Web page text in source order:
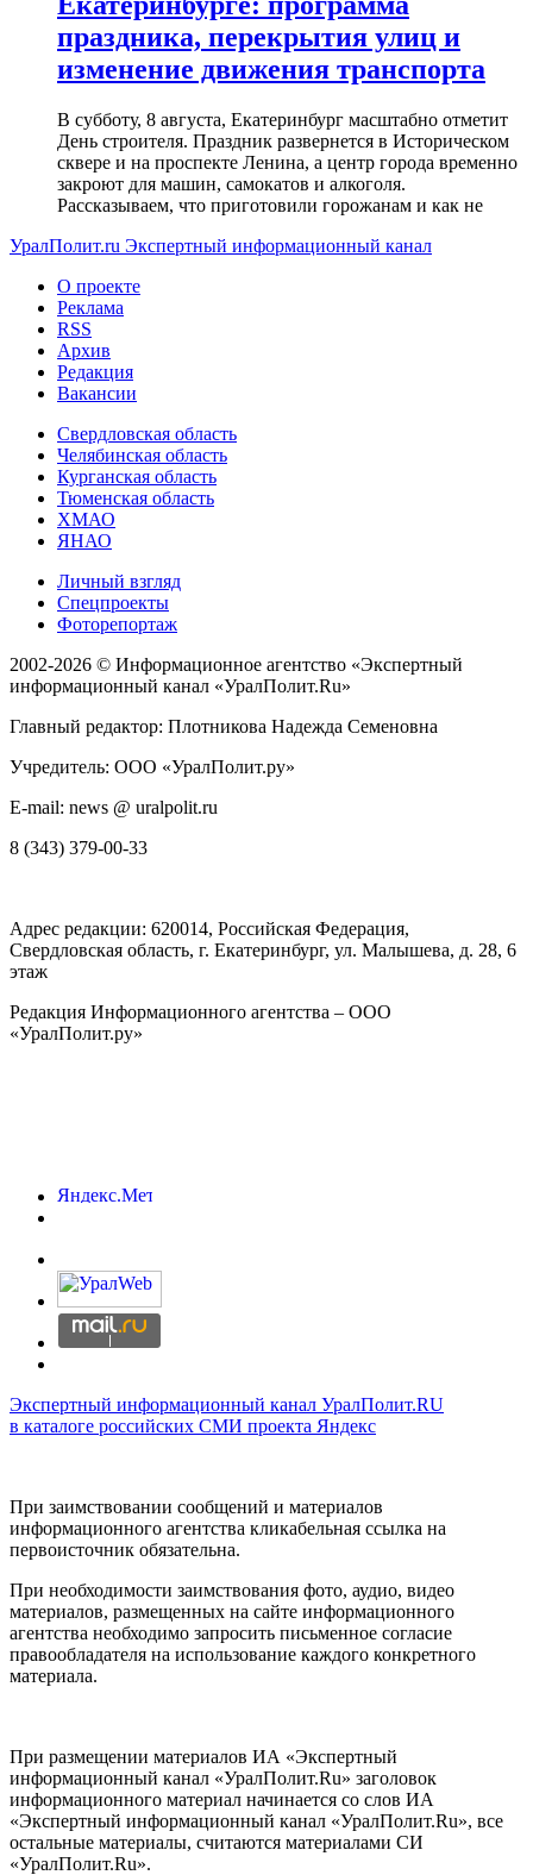
праздника, перекрытия улиц и
изменение движения транспорта
В субботу, 8 августа, Екатеринбург масштабно отметит
День строителя. Праздник развернется в Историческом
сквере и на проспекте Ленина, а центр города временно
закроют для машин, самокатов и алкоголя.
Рассказываем, что приготовили горожанам и как не
УралПолит.ru Экспертный информационный канал
О проекте
Реклама
RSS
Архив
Редакция
Вакансии
Свердловская область
Челябинская область
Курганская область
Тюменская область
ХМАО
ЯНАО
Личный взгляд
Спецпроекты
Фоторепортаж
2002-2026 © Информационное агентство «Экспертный
информационный канал «УралПолит.Ru»
Главный редактор: Плотникова Надежда Семеновна
Учредитель: ООО «УралПолит.ру»
E-mail: news @ uralpolit.ru
8 (343) 379-00-33
Адрес редакции: 620014, Российская Федерация,
Свердловская область, г. Екатеринбург, ул. Малышева, д. 28, 6
этаж
Редакция Информационного агентства – ООО
«УралПолит.ру»
Экспертный информационный канал УралПолит.RU
в каталоге российских СМИ проекта Яндекс
При заимствовании сообщений и материалов
информационного агентства кликабельная ссылка на
первоисточник обязательна.
При необходимости заимствования фото, аудио, видео
материалов, размещенных на сайте информационного
агентства необходимо запросить письменное согласие
правообладателя на использование каждого конкретного
материала.
При размещении материалов ИА «Экспертный
информационный канал «УралПолит.Ru» заголовок
информационного материал начинается со слов ИА
«Экспертный информационный канал «УралПолит.Ru», все
остальные материалы, считаются материалами СИ
«УралПолит.Ru».